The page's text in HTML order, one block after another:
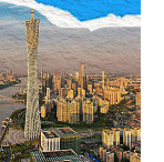
军事
政务
汽车
数字经济